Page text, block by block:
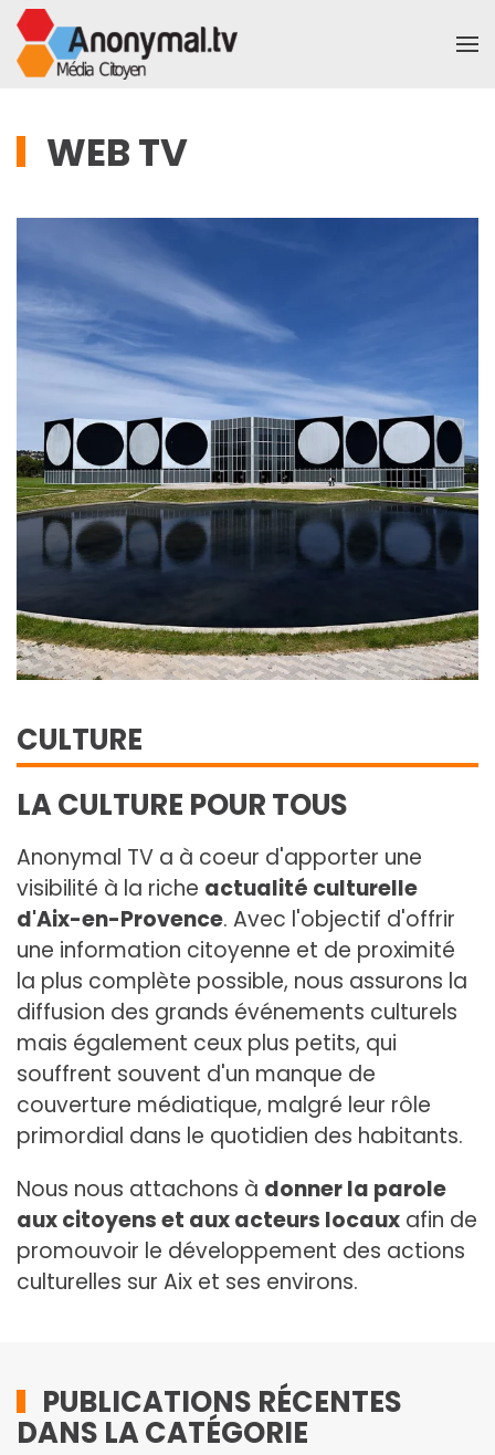
Accéder au contenu principal
WEB TV
CULTURE
LA CULTURE POUR TOUS
Anonymal TV a à coeur d'apporter une
visibilité à la riche actualité culturelle
d'Aix-en-Provence. Avec l'objectif d'offrir
une information citoyenne et de proximité
la plus complète possible, nous assurons la
diffusion des grands événements culturels
mais également ceux plus petits, qui
souffrent souvent d'un manque de
couverture médiatique, malgré leur rôle
primordial dans le quotidien des habitants.
Nous nous attachons à donner la parole
aux citoyens et aux acteurs locaux afin de
promouvoir le développement des actions
culturelles sur Aix et ses environs.
PUBLICATIONS RÉCENTES
DANS LA CATÉGORIE